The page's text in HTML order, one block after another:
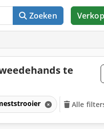
Zoeken
te
Alle